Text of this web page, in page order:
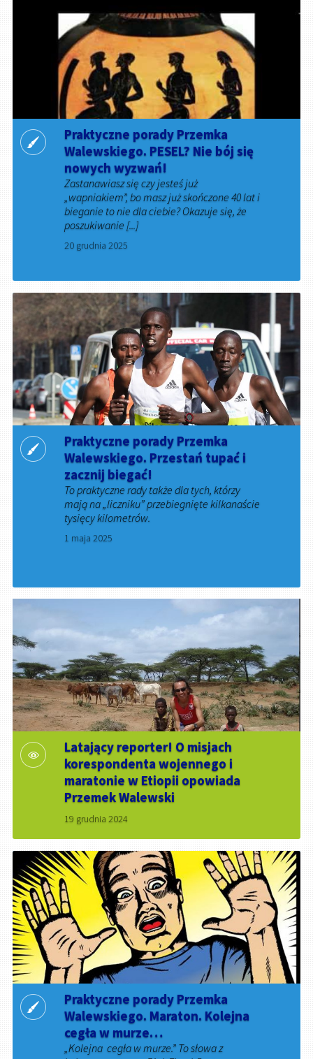
Praktyczne porady Przemka
Walewskiego. PESEL? Nie bój się
nowych wyzwań!
Zastanawiasz się czy jesteś już
„wapniakiem”, bo masz już skończone 40 lat i
bieganie to nie dla ciebie? Okazuje się, że
poszukiwanie [...]
20 grudnia 2025
Praktyczne porady Przemka
Walewskiego. Przestań tupać i
zacznij biegać!
To praktyczne rady także dla tych, którzy
mają na „liczniku” przebiegnięte kilkanaście
tysięcy kilometrów.
1 maja 2025
Latający reporter! O misjach
korespondenta wojennego i
maratonie w Etiopii opowiada
Przemek Walewski
19 grudnia 2024
Praktyczne porady Przemka
Walewskiego. Maraton. Kolejna
cegła w murze…
„Kolejna cegła w murze.” To słowa z